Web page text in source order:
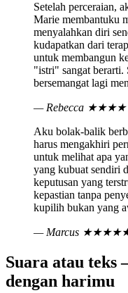
Setelah perceraian,
Marie membantuku
menyalahkan diri
kudapatkan dari
untuk membangun
"istri" sangat berarti.
bersemangat lagi
— Rebecca
Aku bolak-balik
harus mengakhiri
untuk melihat apa
yang kubuat sendiri
keputusan yang
kepastian tanpa
kupilih bukan yang
— Marcus
Suara atau teks
dengan harimu